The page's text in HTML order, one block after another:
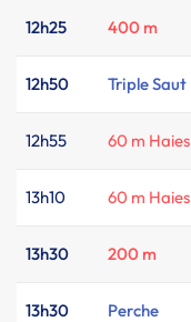
12h25 400 m
12h50 Triple Saut
12h55 60 m Haies
13h10 60 m Haies
13h30 200 m
13h30 Perche